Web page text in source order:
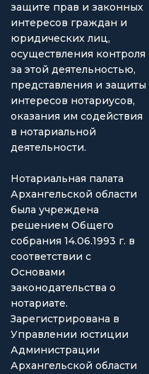
защите прав и законных
интересов граждан и
юридических лиц,
осуществления контроля
за этой деятельностью,
представления и защиты
интересов нотариусов,
оказания им содействия
в нотариальной
деятельности.
Нотариальная палата
Архангельской области
была учреждена
решением Общего
собрания 14.06.1993 г. в
соответствии с
Основами
законодательства о
нотариате.
Зарегистрирована в
Управлении юстиции
Администрации
Архангельской области